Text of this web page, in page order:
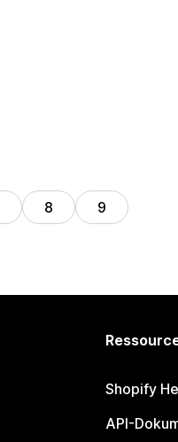
8 9
Shopify
API-